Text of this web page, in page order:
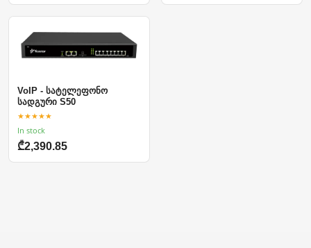
VoIP - სატელეფონო
სადგური S50
★★★★★
In stock
₾2,390.85